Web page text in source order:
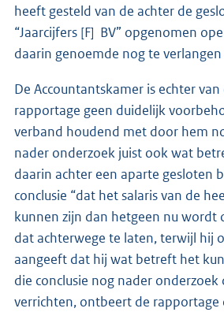
heeft gesteld van de achter de
“Jaarcijfers [F] BV” opgenomen
daarin genoemde nog te
De Accountantskamer is echter
rapportage geen duidelijk
verband houdend met door hem
nader onderzoek juist ook wat
daarin achter een aparte gesloten
conclusie “dat het salaris van de
kunnen zijn dan hetgeen nu wordt
dat achterwege te laten, terwijl hij
aangeeft dat hij wat betreft het
die conclusie nog nader onderzoek
verrichten, ontbeert de rapportage